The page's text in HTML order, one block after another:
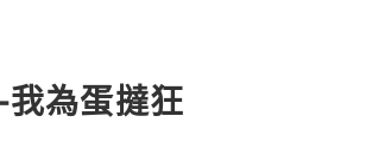
為蛋撻狂